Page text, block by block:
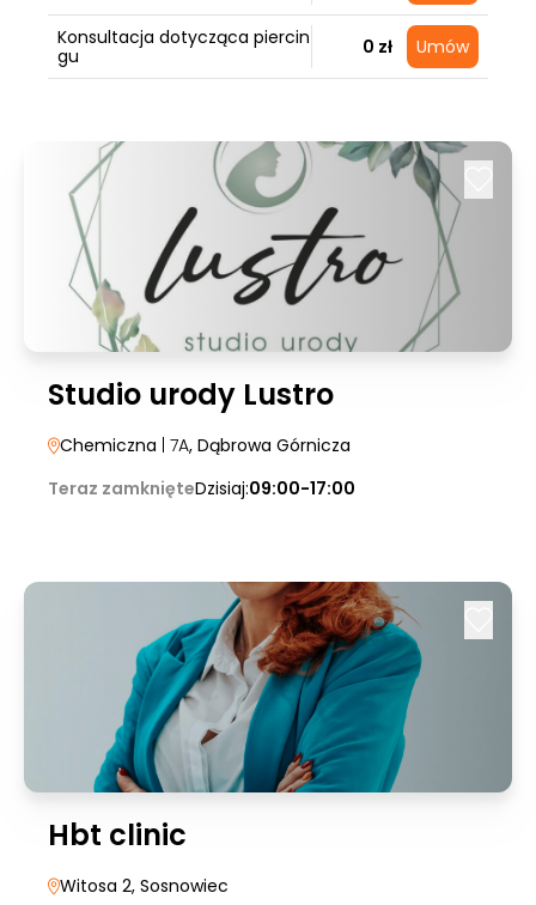
Konsultacja dotycząca piercin
gu
0 zł Umów
Studio urody Lustro
Chemiczna | 7A, Dąbrowa Górnicza
Teraz zamknięteDzisiaj:09:00-17:00
Hbt clinic
Witosa 2, Sosnowiec